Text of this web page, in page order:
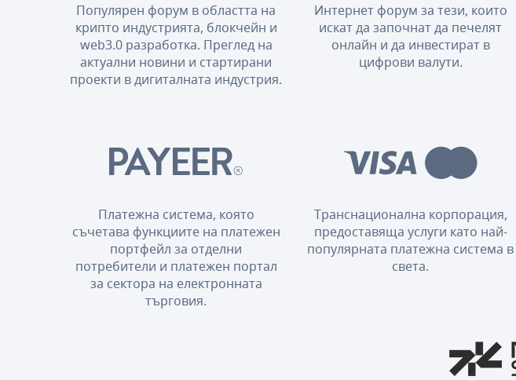
Популярен форум в областта на
крипто индустрията, блокчейн и
web3.0 разработка. Преглед на
актуални новини и стартирани
проекти в дигиталната индустрия.
Интернет форум за тези, които
искат да започнат да печелят
онлайн и да инвестират в
цифрови валути.
Платежна система, която
съчетава функциите на платежен
портфейл за отделни
потребители и платежен портал
за сектора на електронната
търговия.
Транснационална корпорация,
предоставяща услуги като най-
популярната платежна система в
света.